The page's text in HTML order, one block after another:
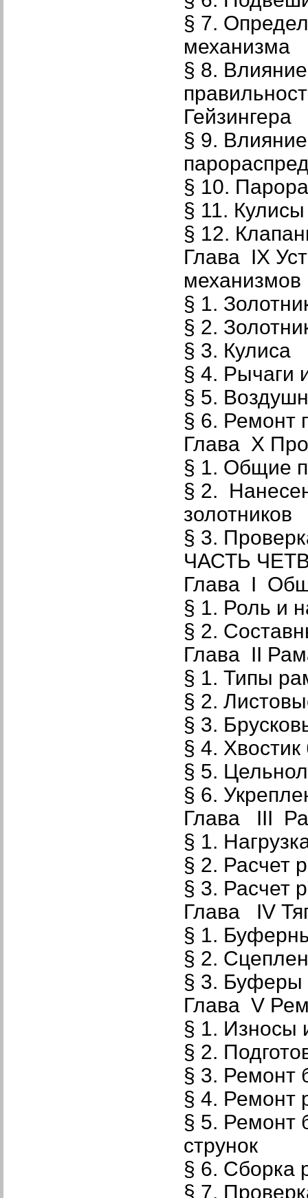
§ 7.
механизма
§ 8.
Гейзингера
§ 9.
§ 10.
§ 11.
§ 12.
Глава IX
механизмов
§ 1.
§ 2.
§ 3. Кулиса
§ 4. Рычаги
§ 5.
§ 6. Ремонт
Глава X
§ 1. Общие
§ 2.
золотников
§ 3.
ЧАСТЬ
Глава I
§ 1. Роль и
§ 2.
Глава II
§ 1. Типы
§ 2.
§ 3.
§ 4.
§ 5.
§ 6.
Глава III
§ 1.
§ 2. Расчет
§ 3. Расчет
Глава IV
§ 1.
§ 2.
§ 3. Буферы
Глава V
§ 1. Износы
§ 2.
§ 3. Ремонт
§ 4. Ремонт
§ 5. Ремонт
струнок
§ 6. Сборка
§ 7.